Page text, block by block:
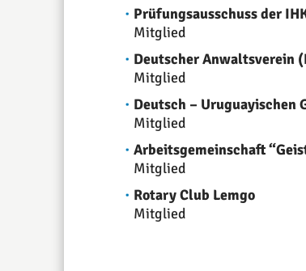
Prüfungsausschuss der
Mitglied
Deutscher Anwaltsverein
Mitglied
Deutsch – Uruguayischen
Mitglied
Arbeitsgemeinschaft
Mitglied
Rotary Club Lemgo
Mitglied